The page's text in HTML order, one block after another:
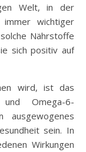
Welt, in der
immer wichtiger
Nährstoffe
sich positiv auf
wird, ist das
und Omega-6-
ausgewogenes
sein. In
Wirkungen